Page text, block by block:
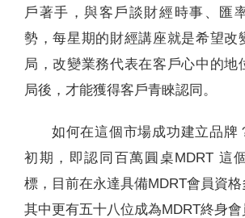
戶著手，與客戶談財經時事、匯
勢，每星期的財經講座就是希望改
局，改變業務代表在客戶心中的地
局後，才能獲得客戶青睞認同。
如何在這個市場成功建立品牌
初期，即認同百萬圓桌MDRT 這
標，目前在永達具備MDRT會員資格
其中更有五十八位成為MDRT終身